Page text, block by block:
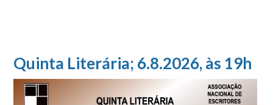
Quinta Literária; 6.8.2026, às 19h